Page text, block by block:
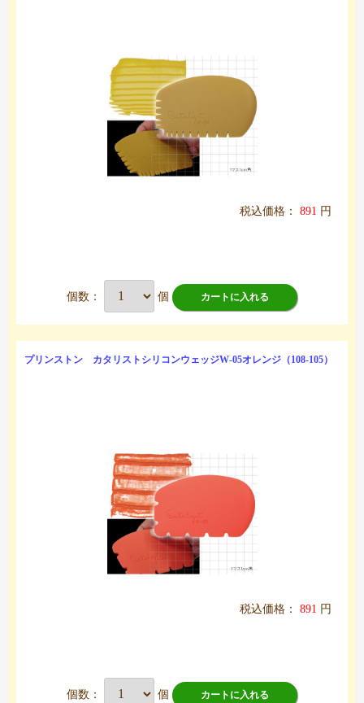
税込価格： 891 円
個数： 個 カートに入れる
プリンストン カタリストシリコンウェッジW-05オレンジ（108-105）
税込価格： 891 円
個数： 個 カートに入れる